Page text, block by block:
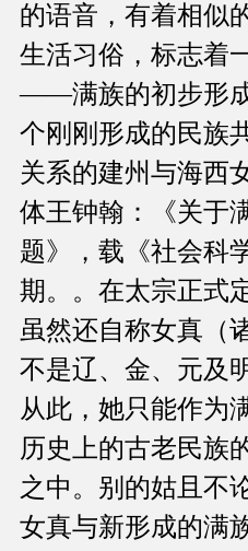
的语音，有着相似
生活习俗，标志着
——满族的初步形
个刚刚形成的民族
关系的建州与海西
体王钟翰：《关于
题》，载《社会科
期。。在太宗正式
虽然还自称女真（
不是辽、金、元及
从此，她只能作为
历史上的古老民族
之中。别的姑且不
女真与新形成的满